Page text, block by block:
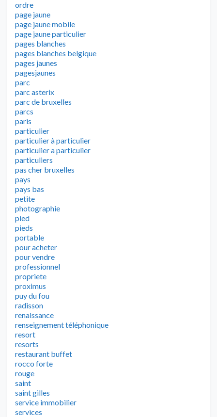
ordre
page jaune
page jaune mobile
page jaune particulier
pages blanches
pages blanches belgique
pages jaunes
pagesjaunes
parc
parc asterix
parc de bruxelles
parcs
paris
particulier
particulier à particulier
particulier a particulier
particuliers
pas cher bruxelles
pays
pays bas
petite
photographie
pied
pieds
portable
pour acheter
pour vendre
professionnel
propriete
proximus
puy du fou
radisson
renaissance
renseignement téléphonique
resort
resorts
restaurant buffet
rocco forte
rouge
saint
saint gilles
service immobilier
services